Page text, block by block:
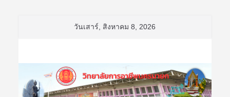
วันเสาร์, สิงหาคม 8, 2026